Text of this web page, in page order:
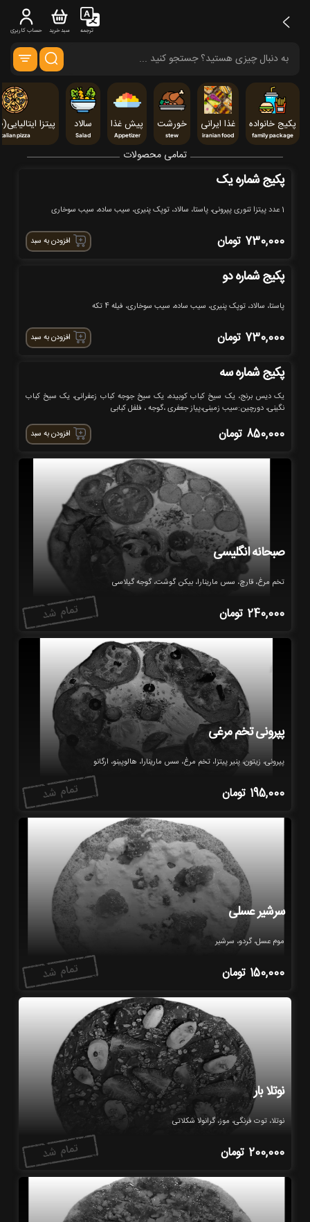
حساب کاربری سبد خرید ترجمه
پکیج خانواده
family package
غذا ایرانی
iranian food
خورشت
stew
پیش غذا
Appetizer
سالاد
Salad
پیتزا ایتالیایی(cm ۳۰)
pizza
تمامی محصولات
پکیج شماره یک
1 عدد پیتزا تنوری پپرونی، پاستا، سالاد، توپک پنیری، سیب ساده، سیب سوخاری
730,000 تومان افزودن به سبد
پکیج شماره دو
پاستا، سالاد، توپک پنیری، سیب ساده، سیب سوخاری، فیله 4 تکه
730,000 تومان افزودن به سبد
پکیج شماره سه
یک دیس برنج، یک سیخ کباب کوبیده، یک سیخ جوجه کباب زعفرانی، یک سیخ کباب
نگینی، دورچین:سیب زمینی،پیاز جعفری ،گوجه ، فلفل کبابی
850,000 تومان افزودن به سبد
صبحانه انگلیسی
تخم مرغ، قارچ، سس مارینارا، بیکن گوشت، گوجه گیلاسی
240,000 تومان
پپرونی تخم مرغی
پپرونی، زیتون، پنیر پیتزا، تخم مرغ، سس مارینارا، هالوپینو، ارگانو
195,000 تومان
سرشیر عسلی
موم عسل، گردو، سرشیر
150,000 تومان
نوتلا بار
نوتلا، توت فرنگی، موز، گرانولا شکلاتی
200,000 تومان